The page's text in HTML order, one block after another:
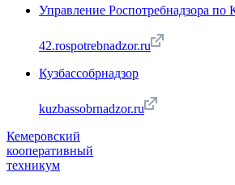
Управление Роспотребнадзора по
42.rospotrebnadzor.ru
Кузбассобрнадзор
kuzbassobrnadzor.ru
Кемеровский
кооперативный
техникум